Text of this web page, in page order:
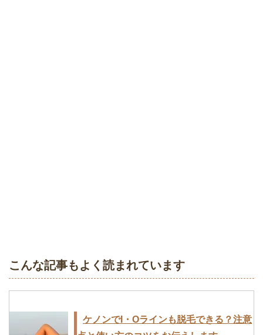
ニキビやニキビ跡に効果あり！
こんな記事もよく読まれています
ケノンでI・Oラインも脱毛できる？注意